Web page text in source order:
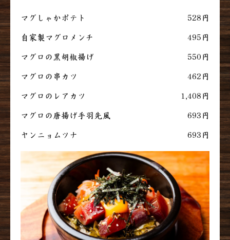
マグしゃかポテト 528円
自家製マグロメンチ 495円
マグロの黒胡椒揚げ 550円
マグロの串カツ 462円
マグロのレアカツ 1,408円
マグロの唐揚げ手羽先風 693円
ヤンニョムツナ 693円